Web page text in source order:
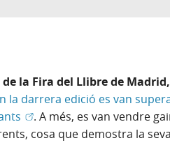
de la Fira del Llibre de Madrid,
la darrera edició es van
(Obre en finestra nova)
. A més, es van vendre
cosa que demostra la